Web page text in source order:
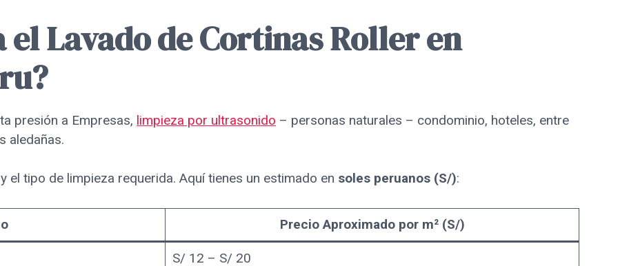
el Lavado de Cortinas Roller en
presión a Empresas, limpieza por ultrasonido – personas naturales – condominio, hoteles, entre
aledañas.
el tipo de limpieza requerida. Aquí tienes un estimado en soles peruanos (S/):
Precio Aproximado por m² (S/)
S/ 12 – S/ 20